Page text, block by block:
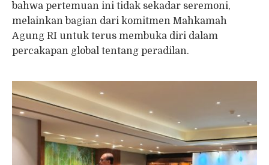
bahwa pertemuan ini tidak sekadar seremoni,
melainkan bagian dari komitmen Mahkamah
Agung RI untuk terus membuka diri dalam
percakapan global tentang peradilan.